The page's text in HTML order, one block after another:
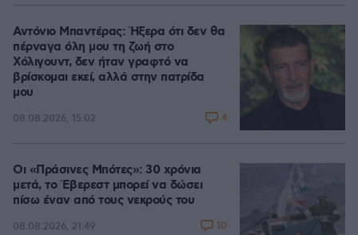
Αντόνιο Μπαντέρας: Ήξερα ότι δεν θα
πέρναγα όλη μου τη ζωή στο
Χόλιγουντ, δεν ήταν γραφτό να
βρίσκομαι εκεί, αλλά στην πατρίδα
μου
08.08.2026, 15:02 4
Οι «Πράσινες Μπότες»: 30 χρόνια
μετά, το Έβερεστ μπορεί να δώσει
πίσω έναν από τους νεκρούς του
08.08.2026, 21:49 10